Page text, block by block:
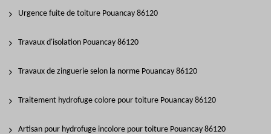
Urgence fuite de toiture Pouancay 86120
Travaux d'isolation Pouancay 86120
Travaux de zinguerie selon la norme Pouancay 86120
Traitement hydrofuge colore pour toiture Pouancay 86120
Artisan pour hydrofuge incolore pour toiture Pouancay 86120